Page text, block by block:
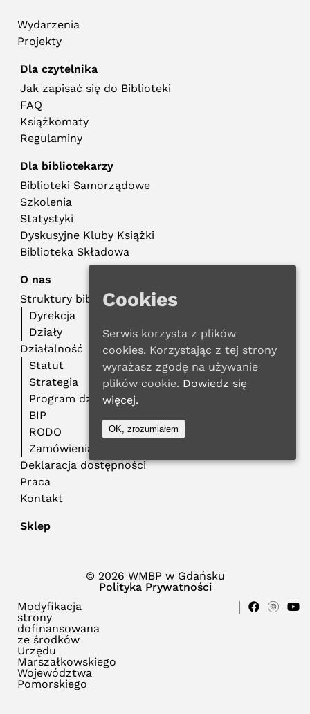
Wydarzenia
Projekty
Dla czytelnika
Jak zapisać się do Biblioteki
FAQ
Książkomaty
Regulaminy
Dla bibliotekarzy
Biblioteki Samorządowe
Szkolenia
Statystyki
Dyskusyjne Kluby Książki
Biblioteka Składowa
O nas
Struktury biblioteczne
Dyrekcja
Działy
Działalność
Statut
Strategia
Program działalności
BIP
RODO
Zamówienia publiczne
Deklaracja dostępności
Praca
Kontakt
Sklep
© 2026 WMBP w Gdańsku
Polityka Prywatności
Modyfikacja
strony
dofinansowana
ze środków
Urzędu
Marszałkowskiego
Województwa
Pomorskiego
Cookies
Serwis korzysta z plików
cookies. Korzystając z tej strony
wyrażasz zgodę na używanie
plików cookie. Dowiedz się
więcej.
OK, zrozumiałem